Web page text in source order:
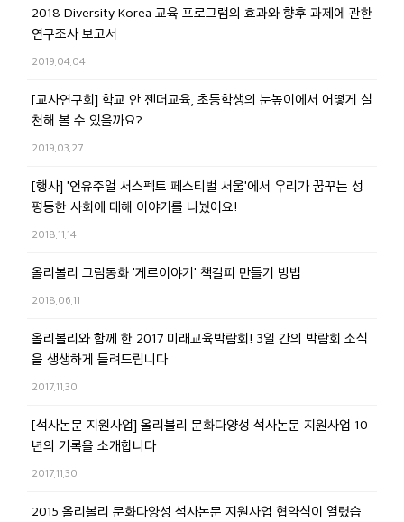
2018 Diversity Korea 교육 프로그램의 효과와 향후 과제에 관한
연구조사 보고서
2019.04.04
[교사연구회] 학교 안 젠더교육, 초등학생의 눈높이에서 어떻게 실
천해 볼 수 있을까요?
2019.03.27
[행사] '언유주얼 서스펙트 페스티벌 서울'에서 우리가 꿈꾸는 성
평등한 사회에 대해 이야기를 나눴어요!
2018.11.14
올리볼리 그림동화 '게르이야기' 책갈피 만들기 방법
2018.06.11
올리볼리와 함께 한 2017 미래교육박람회! 3일 간의 박람회 소식
을 생생하게 들려드립니다
2017.11.30
[석사논문 지원사업] 올리볼리 문화다양성 석사논문 지원사업 10
년의 기록을 소개합니다
2017.11.30
2015 올리볼리 문화다양성 석사논문 지원사업 협약식이 열렸습